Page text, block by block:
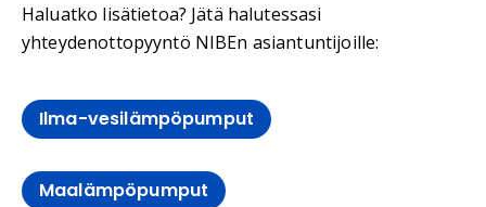
Haluatko lisätietoa? Jätä halutessasi
yhteydenottopyyntö NIBEn asiantuntijoille:
Ilma-vesilämpöpumput
Maalämpöpumput